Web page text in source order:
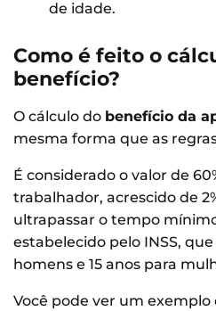
de idade.
Como é feito o
benefício?
O cálculo do benefício da
mesma forma que as
É considerado o valor de
trabalhador, acrescido de
ultrapassar o tempo
estabelecido pelo INSS,
homens e 15 anos para
Você pode ver um exemplo